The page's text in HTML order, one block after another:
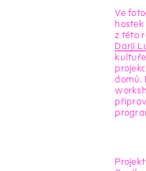
Ve
hostek
z této
Darji
domů.